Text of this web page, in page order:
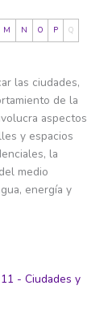
M N O P Q
las ciudades,
de la
aspectos
y espacios
la
medio
energía y
- Ciudades y